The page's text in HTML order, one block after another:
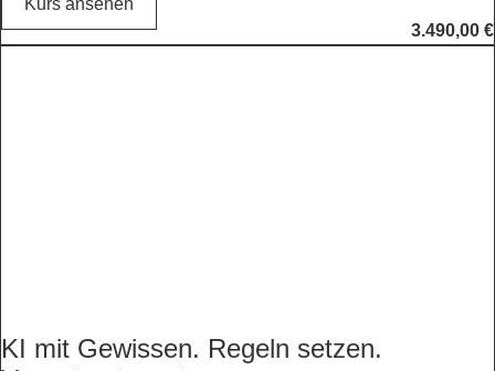
3.490,00 €
KI mit Gewissen. Regeln setzen.